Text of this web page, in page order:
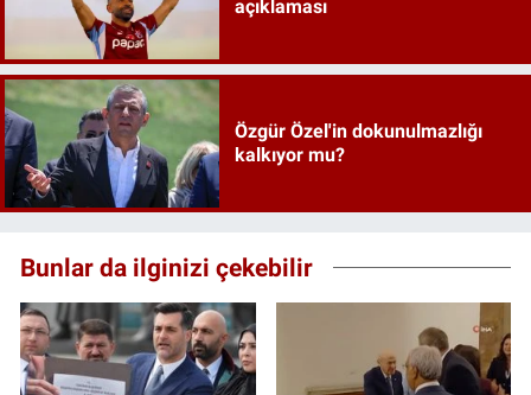
açıklaması
Özgür Özel'in dokunulmazlığı
kalkıyor mu?
Bunlar da ilginizi çekebilir